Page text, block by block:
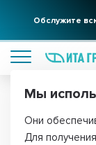
Обслужите
Главная
Мы
Они
Для